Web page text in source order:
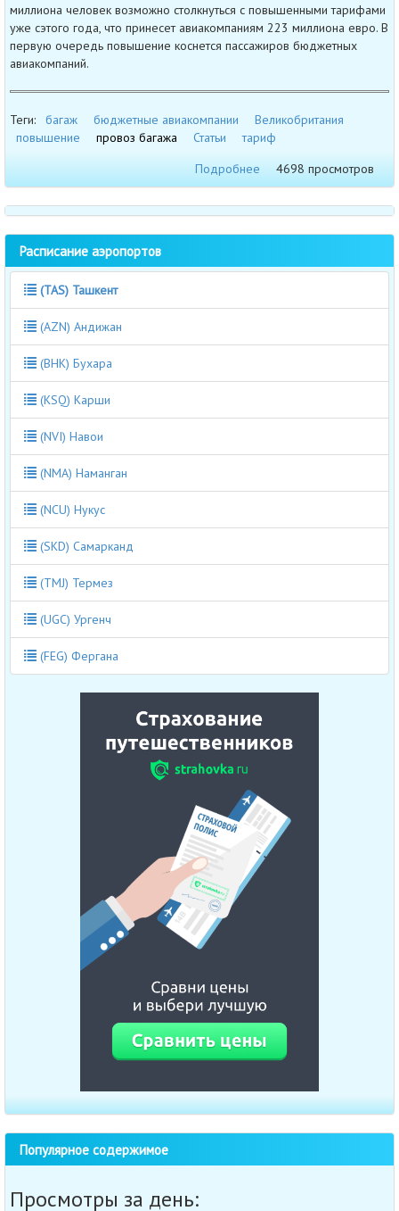
миллиона человек возможно столкнуться с повышенными тарифами
уже сэтого года, что принесет авиакомпаниям 223 миллиона евро. В
первую очередь повышение коснется пассажиров бюджетных
авиакомпаний.
Теги: багаж бюджетные авиакомпании
Великобритания
повышение
провоз багажа Статьи
тариф
Подробнее
4698 просмотров
Расписание аэропортов
(TAS) Ташкент
(AZN) Андижан
(BHK) Бухара
(KSQ) Карши
(NVI) Навои
(NMA) Наманган
(NCU) Нукус
(SKD) Самарканд
(TMJ) Термез
(UGC) Ургенч
(FEG) Фергана
Популярное содержимое
Просмотры за день: